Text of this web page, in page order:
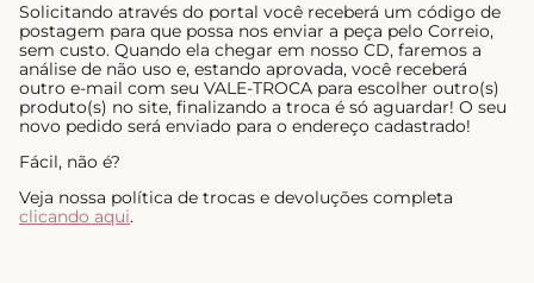
Solicitando através do portal você receberá um código de
postagem para que possa nos enviar a peça pelo Correio,
sem custo. Quando ela chegar em nosso CD, faremos a
análise de não uso e, estando aprovada, você receberá
outro e-mail com seu VALE-TROCA para escolher outro(s)
produto(s) no site, finalizando a troca é só aguardar! O seu
novo pedido será enviado para o endereço cadastrado!
Fácil, não é?
Veja nossa política de trocas e devoluções completa
clicando aqui.